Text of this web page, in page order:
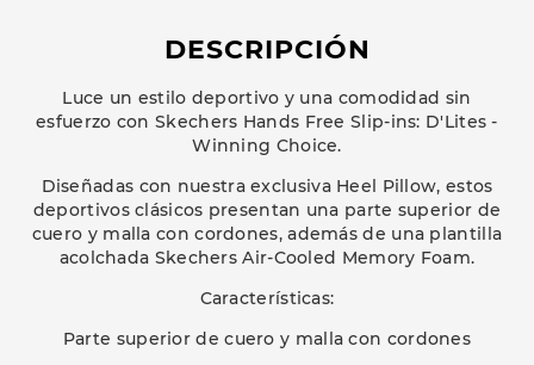
DESCRIPCIÓN
Luce un estilo deportivo y una comodidad sin
esfuerzo con Skechers Hands Free Slip-ins: D'Lites -
Winning Choice.
Diseñadas con nuestra exclusiva Heel Pillow, estos
deportivos clásicos presentan una parte superior de
cuero y malla con cordones, además de una plantilla
acolchada Skechers Air-Cooled Memory Foam.
Características:
Parte superior de cuero y malla con cordones